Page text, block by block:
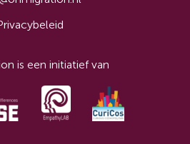
is een initiatief van